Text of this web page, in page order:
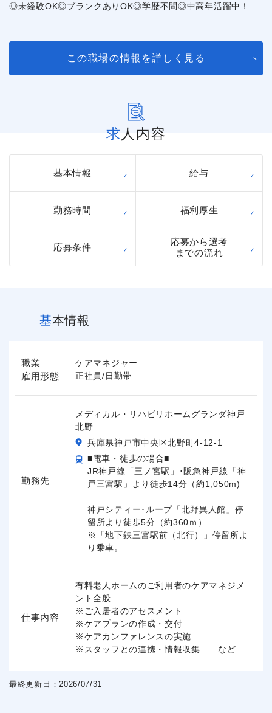
◎未経験OK◎ブランクありOK◎学歴不問◎中高年活躍中！
この職場の情報を詳しく見る
求人内容
基本情報 給与
勤務時間 福利厚生
応募条件
応募から選考
までの流れ
基本情報
職業
雇用形態
ケアマネジャー
正社員/日勤帯
勤務先
メディカル・リハビリホームグランダ神戸
北野
兵庫県神戸市中央区北野町4-12-1
■電車・徒歩の場合■
JR神戸線「三ノ宮駅」･阪急神戸線「神
戸三宮駅」より徒歩14分（約1,050m)
神戸シティー･ループ「北野異人館」停
留所より徒歩5分（約360ｍ）
※「地下鉄三宮駅前（北行）」停留所よ
り乗車。
仕事内容
有料老人ホームのご利用者のケアマネジメ
ント全般
※ご入居者のアセスメント
※ケアプランの作成・交付
※ケアカンファレンスの実施
※スタッフとの連携・情報収集 など
最終更新日：2026/07/31